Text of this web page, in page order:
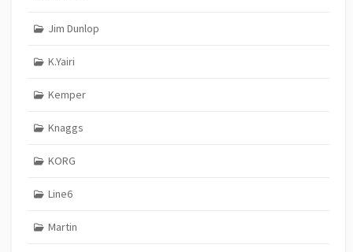
Jim Dunlop
K.Yairi
Kemper
Knaggs
KORG
Line6
Martin